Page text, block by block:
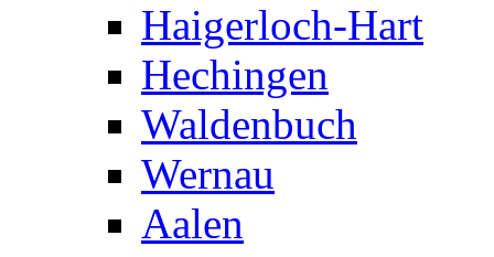
Haigerloch-Hart
Hechingen
Waldenbuch
Wernau
Aalen